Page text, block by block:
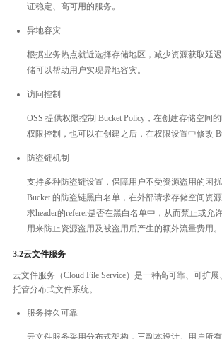
证稳定、高可用的服务。
异地容灾
根据业务热点就近选择存储地区，减少资源获取延
储可以帮助用户实现异地容灾。
访问控制
OSS 提供权限控制 Bucket Policy，在创建存储空间
权限控制，也可以在创建之后，在权限设置中修改
防盗链机制
支持多种防盗链设置，保障用户不受资源盗用的困
Bucket 的防盗链黑白名单，在外部请求存储空间资
求header的referer是否在黑白名单中，从而禁止或允
用来防止资源盗用及被盗用后产生的额外流量费用。
3.2云文件服务
云文件服务（Cloud File Service）是一种高可靠、可扩
托管分布式文件系统。
服务持久可靠
云文件服务采用分布式架构，三副本设计。用户所